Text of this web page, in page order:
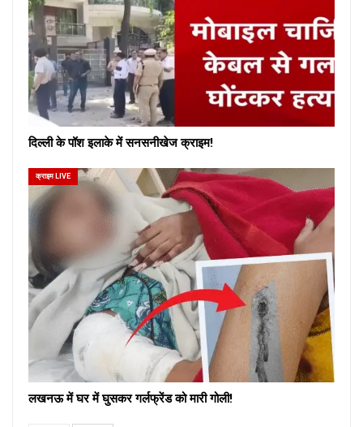
दिल्ली के पॉश इलाके में सनसनीखेज क्राइम!
क्राइम LIVE
लखनऊ में घर में घुसकर गर्लफ्रेंड को मारी गोली!